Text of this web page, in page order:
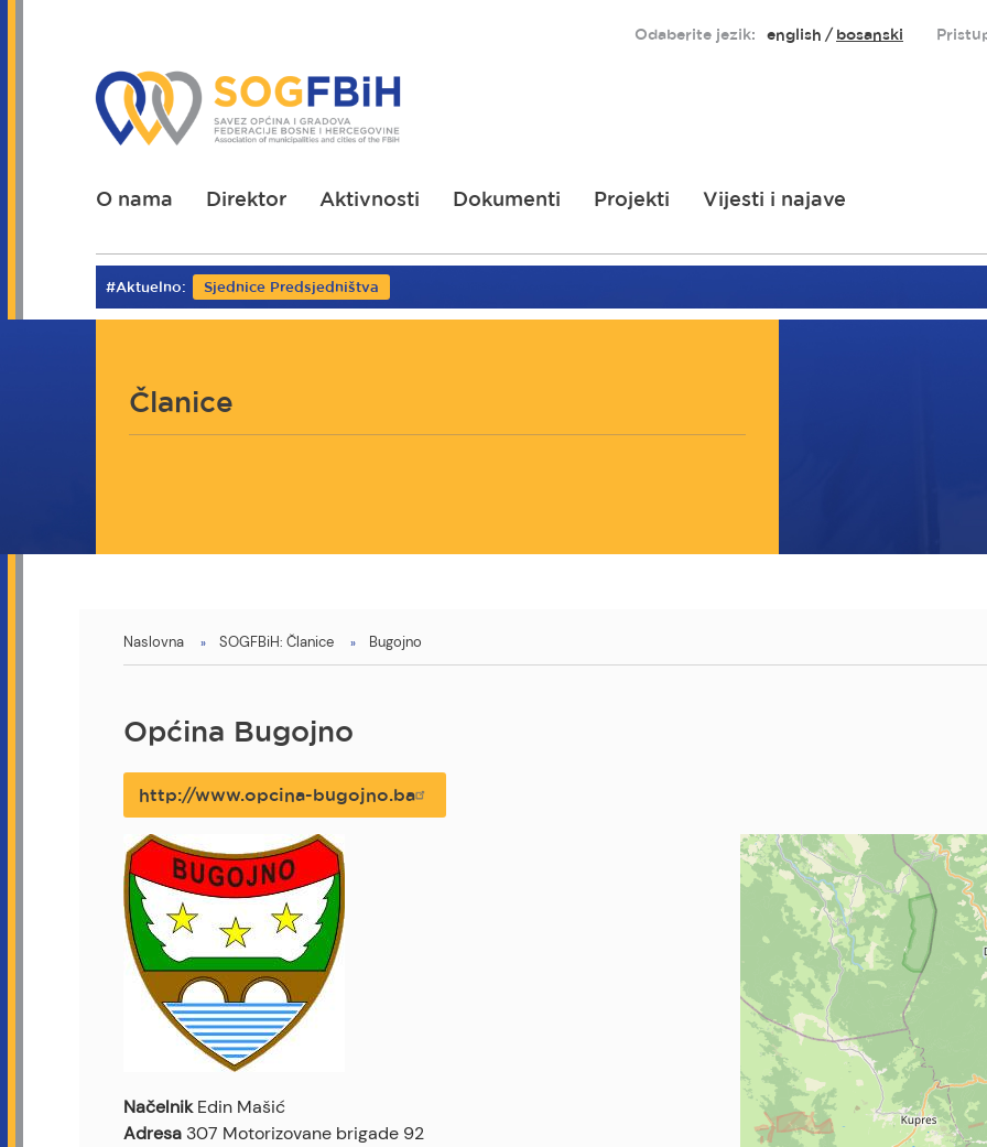
Odaberite jezik: english bosanski
O nama Direktor Aktivnosti Dokumenti Projekti Vijesti i najave
#Aktuelno: Sjednice Predsjedništva
Članice
You
here
Naslovna SOGFBiH: Članice Bugojno
Općina Bugojno
http://www.opcina-bugojno.ba
Načelnik Edin Mašić
Adresa 307 Motorizovane brigade 92